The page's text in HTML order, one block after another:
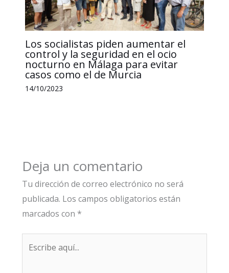
Los socialistas piden aumentar el
control y la seguridad en el ocio
nocturno en Málaga para evitar
casos como el de Murcia
14/10/2023
Deja un comentario
Tu dirección de correo electrónico no será
publicada. Los campos obligatorios están
marcados con *